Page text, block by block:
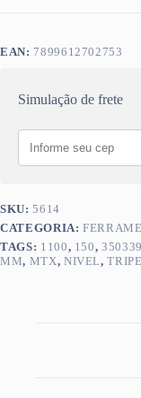
EAN: 7899612702753
Simulação de frete
SKU:5614
CATEGORIA:
TAGS: 1100, 150,350339
MM, MTX, NIVEL,TRIPE